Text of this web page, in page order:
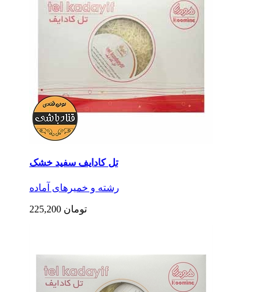
تل کادایف سفید خشک
رشته و خمیرهای آماده
225,200 تومان